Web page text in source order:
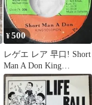
¥500
レゲエ レア 早口! Short
Man A Don King
Solomon